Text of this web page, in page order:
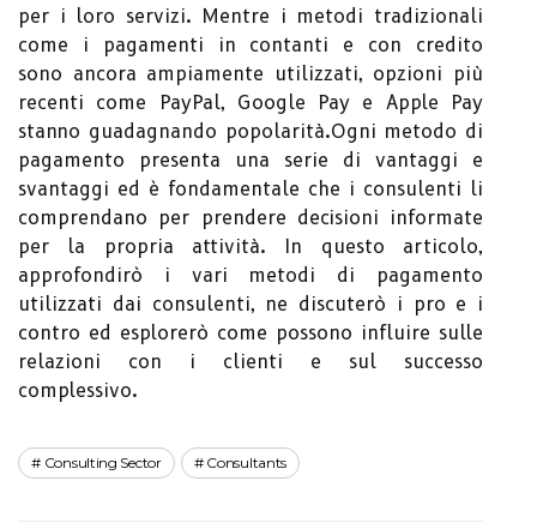
per i loro servizi. Mentre i metodi tradizionali
come i pagamenti in contanti e con credito
sono ancora ampiamente utilizzati, opzioni più
recenti come PayPal, Google Pay e Apple Pay
stanno guadagnando popolarità.Ogni metodo di
pagamento presenta una serie di vantaggi e
svantaggi ed è fondamentale che i consulenti li
comprendano per prendere decisioni informate
per la propria attività. In questo articolo,
approfondirò i vari metodi di pagamento
utilizzati dai consulenti, ne discuterò i pro e i
contro ed esplorerò come possono influire sulle
relazioni con i clienti e sul successo
complessivo.
Consulting Sector Consultants